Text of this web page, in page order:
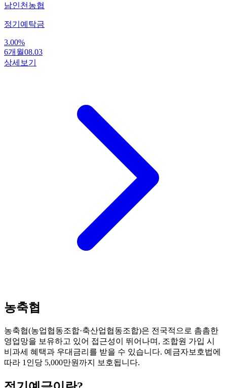
남인천농협
정기예탁금
3.00%
6개월08.03
상세보기
농축협
농축협(농업협동조합·축산업협동조합)은 전국적으로 촘촘한
영업망을 보유하고 있어 접근성이 뛰어나며, 조합원 가입 시
비과세 혜택과 우대금리를 받을 수 있습니다. 예금자보호법에
따라 1인당 5,000만원까지 보호됩니다.